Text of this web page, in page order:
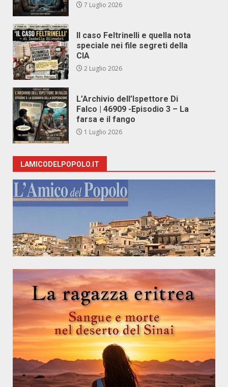
7 Luglio 2026
Il caso Feltrinelli e quella nota
speciale nei file segreti della
CIA
2 Luglio 2026
L’Archivio dell’Ispettore Di
Falco | 46909 -Episodio 3 – La
farsa e il fango
1 Luglio 2026
LAMICODELPOPOLO.IT